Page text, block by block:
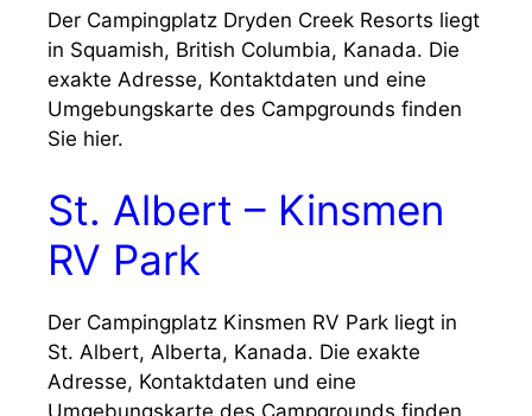
Der Campingplatz Dryden Creek Resorts liegt
in Squamish, British Columbia, Kanada. Die
exakte Adresse, Kontaktdaten und eine
Umgebungskarte des Campgrounds finden
Sie hier.
St. Albert – Kinsmen
RV Park
Der Campingplatz Kinsmen RV Park liegt in
St. Albert, Alberta, Kanada. Die exakte
Adresse, Kontaktdaten und eine
Umgebungskarte des Campgrounds finden